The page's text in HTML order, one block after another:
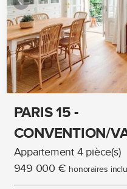
PARIS 15 -
CONVENTION/
Appartement 4 pièce(s)
949 000 € honoraires